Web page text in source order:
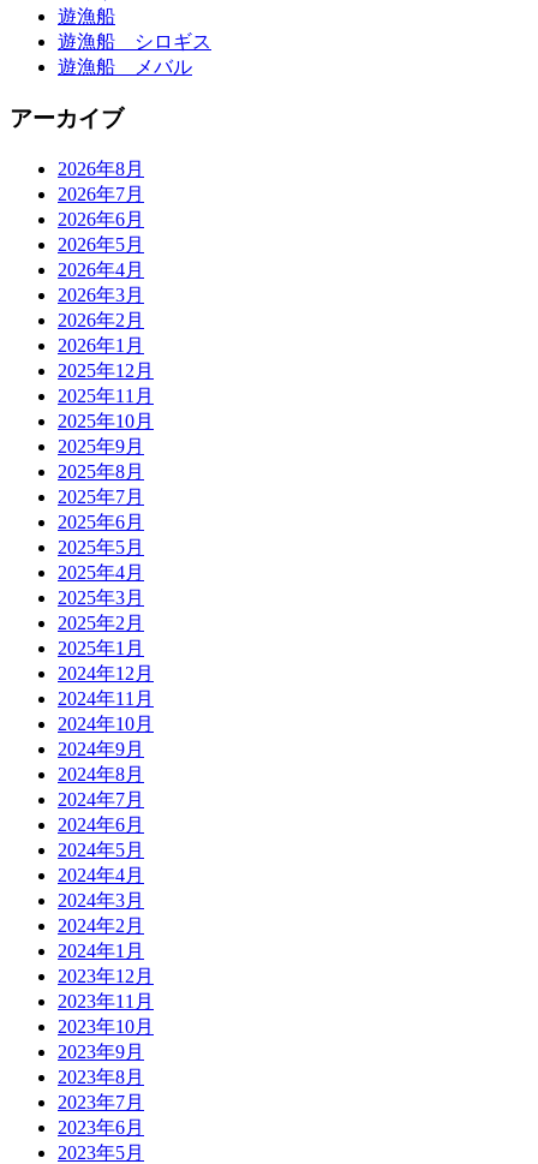
遊漁船
遊漁船 シロギス
遊漁船 メバル
アーカイブ
2026年8月
2026年7月
2026年6月
2026年5月
2026年4月
2026年3月
2026年2月
2026年1月
2025年12月
2025年11月
2025年10月
2025年9月
2025年8月
2025年7月
2025年6月
2025年5月
2025年4月
2025年3月
2025年2月
2025年1月
2024年12月
2024年11月
2024年10月
2024年9月
2024年8月
2024年7月
2024年6月
2024年5月
2024年4月
2024年3月
2024年2月
2024年1月
2023年12月
2023年11月
2023年10月
2023年9月
2023年8月
2023年7月
2023年6月
2023年5月